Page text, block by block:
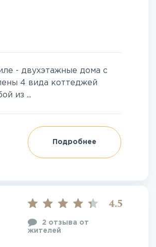
- двухэтажные дома с
4 вида коттеджей
из ...
Подробнее
4.5
2 отзыва от
жителей